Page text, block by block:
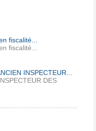
fiscalité...
fiscalité...
INSPECTEUR...
DES